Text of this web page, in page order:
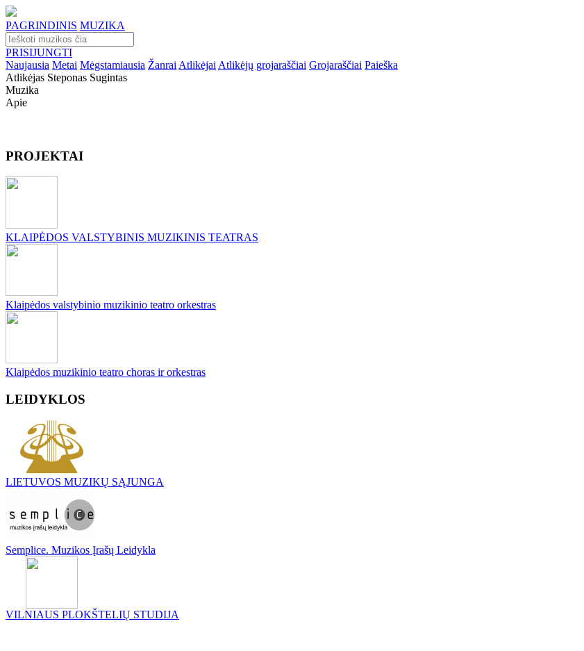
PAGRINDINIS MUZIKA
PRISIJUNGTI
Naujausia Metai Mėgstamiausia Žanrai Atlikėjai Atlikėjų grojaraščiai Grojaraščiai Paieška
Atlikėjas Steponas Sugintas
Muzika
Apie
PROJEKTAI
KLAIPĖDOS VALSTYBINIS MUZIKINIS TEATRAS
Klaipėdos valstybinio muzikinio teatro orkestras
Klaipėdos muzikinio teatro choras ir orkestras
LEIDYKLOS
LIETUVOS MUZIKŲ SĄJUNGA
Semplice. Muzikos Įrašų Leidykla
VILNIAUS PLOKŠTELIŲ STUDIJA